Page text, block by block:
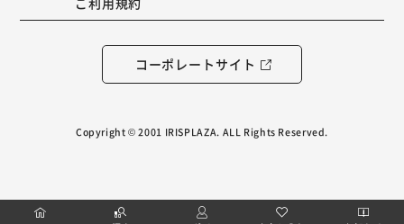
コーポレートサイト
Copyright © 2001 IRISPLAZA. ALL Rights Reserved.